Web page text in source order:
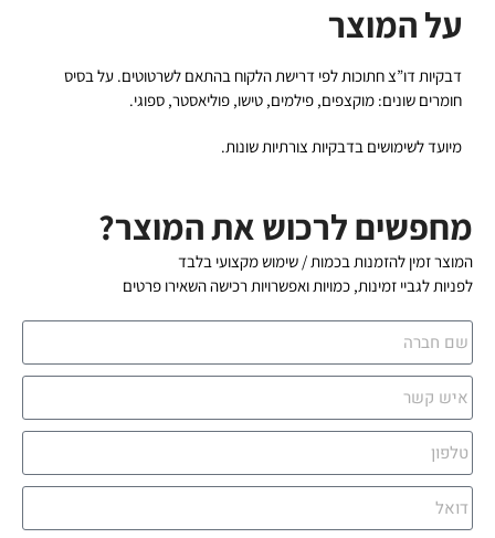
על המוצר
דבקיות דו”צ חתוכות לפי דרישת הלקוח בהתאם לשרטוטים. על בסיס
חומרים שונים: מוקצפים, פילמים, טישו, פוליאסטר, ספוגי.
מיועד לשימושים בדבקיות צורתיות שונות.
מחפשים לרכוש את המוצר?
המוצר זמין להזמנות בכמות / שימוש מקצועי בלבד
לפניות לגביי זמינות, כמויות ואפשרויות רכישה השאירו פרטים